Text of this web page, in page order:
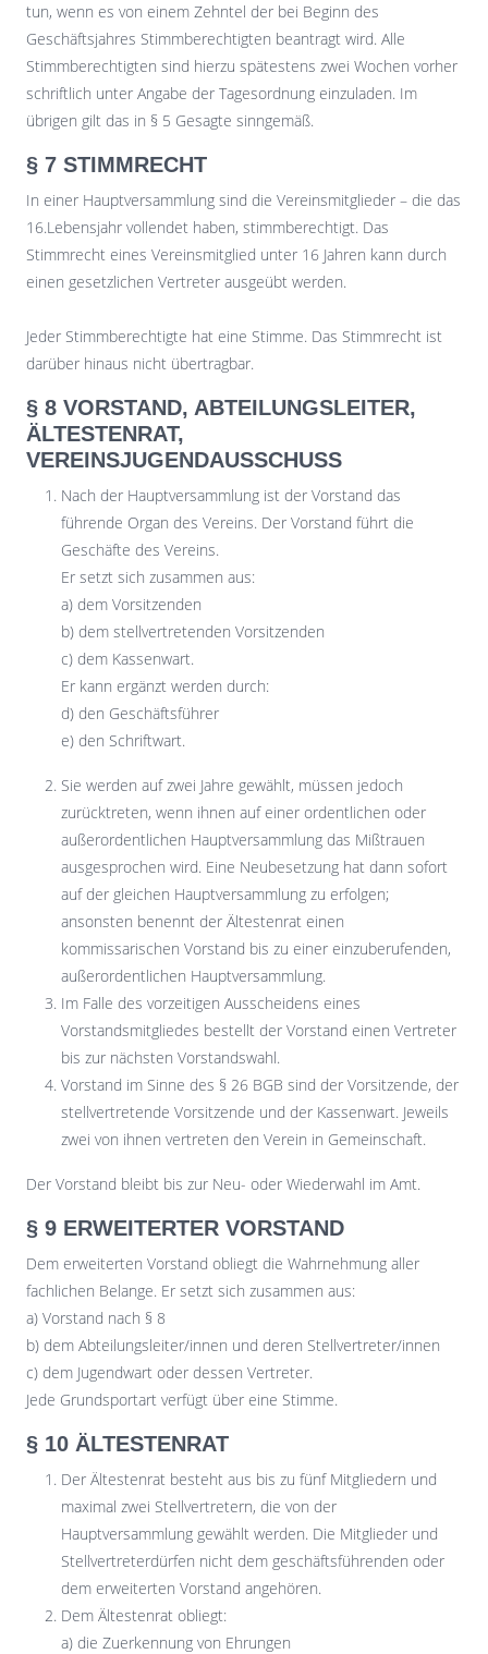
tun, wenn es von einem Zehntel der bei Beginn des
Geschäftsjahres Stimmberechtigten beantragt wird. Alle
Stimmberechtigten sind hierzu spätestens zwei Wochen vorher
schriftlich unter Angabe der Tagesordnung einzuladen. Im
übrigen gilt das in § 5 Gesagte sinngemäß.
§ 7 STIMMRECHT
In einer Hauptversammlung sind die Vereinsmitglieder – die das
16.Lebensjahr vollendet haben, stimmberechtigt. Das
Stimmrecht eines Vereinsmitglied unter 16 Jahren kann durch
einen gesetzlichen Vertreter ausgeübt werden.
Jeder Stimmberechtigte hat eine Stimme. Das Stimmrecht ist
darüber hinaus nicht übertragbar.
§ 8 VORSTAND, ABTEILUNGSLEITER,
ÄLTESTENRAT,
VEREINSJUGENDAUSSCHUSS
Nach der Hauptversammlung ist der Vorstand das
führende Organ des Vereins. Der Vorstand führt die
Geschäfte des Vereins.
Er setzt sich zusammen aus:
a) dem Vorsitzenden
b) dem stellvertretenden Vorsitzenden
c) dem Kassenwart.
Er kann ergänzt werden durch:
d) den Geschäftsführer
e) den Schriftwart.
Sie werden auf zwei Jahre gewählt, müssen jedoch
zurücktreten, wenn ihnen auf einer ordentlichen oder
außerordentlichen Hauptversammlung das Mißtrauen
ausgesprochen wird. Eine Neubesetzung hat dann sofort
auf der gleichen Hauptversammlung zu erfolgen;
ansonsten benennt der Ältestenrat einen
kommissarischen Vorstand bis zu einer einzuberufenden,
außerordentlichen Hauptversammlung.
Im Falle des vorzeitigen Ausscheidens eines
Vorstandsmitgliedes bestellt der Vorstand einen Vertreter
bis zur nächsten Vorstandswahl.
Vorstand im Sinne des § 26 BGB sind der Vorsitzende, der
stellvertretende Vorsitzende und der Kassenwart. Jeweils
zwei von ihnen vertreten den Verein in Gemeinschaft.
Der Vorstand bleibt bis zur Neu- oder Wiederwahl im Amt.
§ 9 ERWEITERTER VORSTAND
Dem erweiterten Vorstand obliegt die Wahrnehmung aller
fachlichen Belange. Er setzt sich zusammen aus:
a) Vorstand nach § 8
b) dem Abteilungsleiter/innen und deren Stellvertreter/innen
c) dem Jugendwart oder dessen Vertreter.
Jede Grundsportart verfügt über eine Stimme.
§ 10 ÄLTESTENRAT
Der Ältestenrat besteht aus bis zu fünf Mitgliedern und
maximal zwei Stellvertretern, die von der
Hauptversammlung gewählt werden. Die Mitglieder und
Stellvertreterdürfen nicht dem geschäftsführenden oder
dem erweiterten Vorstand angehören.
Dem Ältestenrat obliegt:
a) die Zuerkennung von Ehrungen